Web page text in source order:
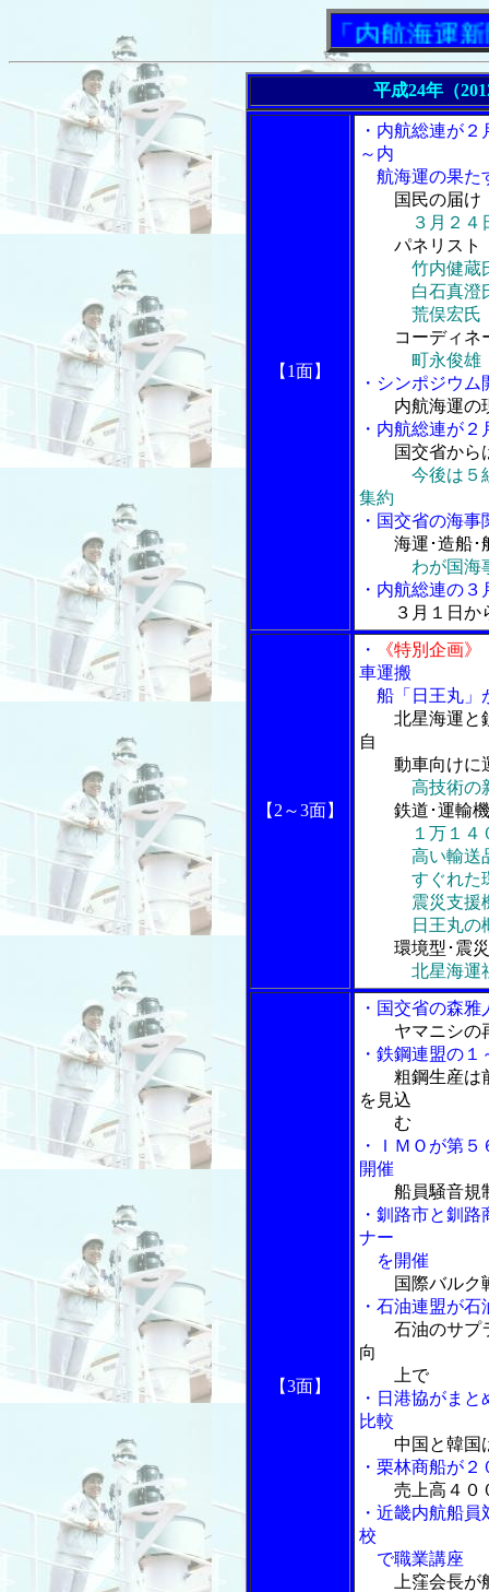
「内航海運新聞」
平成24年（
【1面】
・内航総連が
～内
航海運の果た
国民の届
３月２
パネリスト
竹内健蔵
白石真澄氏
荒俣宏氏（
コーディネ
町永俊雄
・シンポジウム
内航海運の
・内航総連が
国交省から
今後は５
集約
・国交省の海
海運･造船･
わが国海
・内航総連の
３月１日
【2～3面】
・ 《特別企画》
車運搬
船「日王丸」
北星海運と
自
動車向けに
高技術の
鉄道･運輸
１万１
高い輸送品
すぐれた環
震災支援
日王丸の
環境型･震
北星海
【3面】
・国交省の森
ヤマニシの
・鉄鋼連盟の
粗鋼生産は
を見込
む
・ＩＭＯが第
開催
船員騒音規
・釧路市と釧
ナー
を開催
国際バルク
・石油連盟が
石油のサプ
向
上で
・日港協がま
比較
中国と韓国
・栗林商船が
売上高４０
・近畿内航船
校
で職業講座
上窪会長